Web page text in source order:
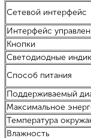
Сетевой интерфейс
Интерфейс
Кнопки
Светодиодные
Способ питания
Поддерживаемый
Максимальное
Температура
Влажность